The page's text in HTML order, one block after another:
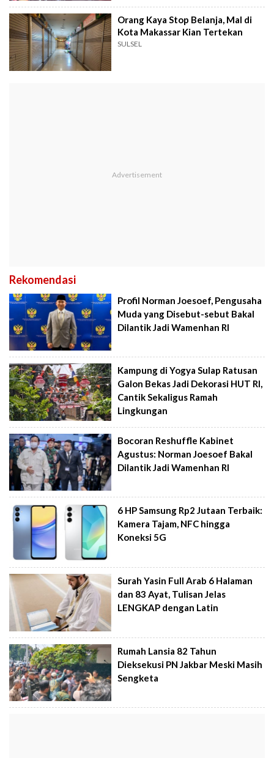
Orang Kaya Stop Belanja, Mal di
Kota Makassar Kian Tertekan
SULSEL
Rekomendasi
Profil Norman Joesoef, Pengusaha
Muda yang Disebut-sebut Bakal
Dilantik Jadi Wamenhan RI
Kampung di Yogya Sulap Ratusan
Galon Bekas Jadi Dekorasi HUT RI,
Cantik Sekaligus Ramah
Lingkungan
Bocoran Reshuffle Kabinet
Agustus: Norman Joesoef Bakal
Dilantik Jadi Wamenhan RI
6 HP Samsung Rp2 Jutaan Terbaik:
Kamera Tajam, NFC hingga
Koneksi 5G
Surah Yasin Full Arab 6 Halaman
dan 83 Ayat, Tulisan Jelas
LENGKAP dengan Latin
Rumah Lansia 82 Tahun
Dieksekusi PN Jakbar Meski Masih
Sengketa